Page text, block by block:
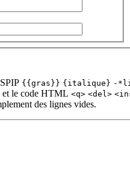
{{gras}} {italique} -
et le code HTML <q> <del>
des lignes vides.